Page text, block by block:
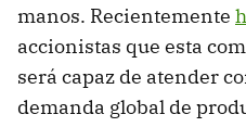
manos. Recientemente
accionistas que esta
será capaz de atender
demanda global de